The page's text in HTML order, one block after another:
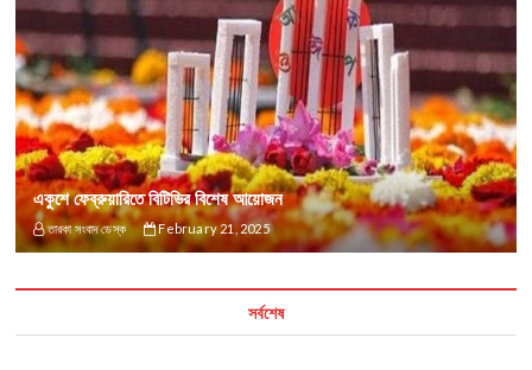
একুশে ফেব্রুয়ারিতে বিটিভির বিশেষ আয়োজন
তারকা সংবাদ ডেস্ক February 21, 2025
সর্বশেষ